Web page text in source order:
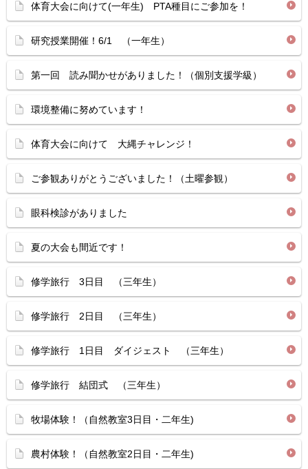
体育大会に向けて(一年生) PTA種目にご参加を！
研究授業開催！6/1 （一年生）
第一回 読み聞かせがありました！（個別支援学級）
環境整備に努めています！
体育大会に向けて 大縄チャレンジ！
ご参観ありがとうございました！（土曜参観）
眼科検診がありました
夏の大会も間近です！
修学旅行 3日目 （三年生）
修学旅行 2日目 （三年生）
修学旅行 1日目 ダイジェスト （三年生）
修学旅行 結団式 （三年生）
牧場体験！（自然教室3日目・二年生)
農村体験！（自然教室2日目・二年生)